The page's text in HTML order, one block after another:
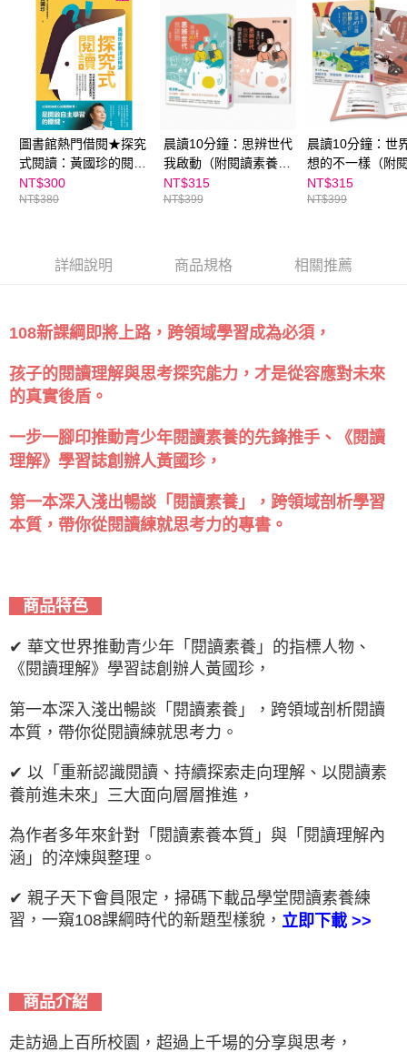
２．關於個人資料處理事宜，請瀏覽以下網址：
https://aftee.tw/terms/#terms3
３．未成年的使用者請事先徵得法定代理人或監護人之同意方可使用
「AFTEE先享後付」，若未經同意申辦者引起之損失，本公司不負相關責
任。
４．使用「AFTEE先享後付」時，將依據個別帳號之用戶狀況，依本公司即
時審查核予不同之上限額度；若仍有額度不足之情形，本公司將視審查結果
請求用戶進行身份認證。
５．嚴禁一人註冊多個帳號或使用他人資訊註冊。若發現惡意使用之情形，
恩沛科技股份有限公司將有權停止該用戶之使用額度並採取法律行動。
圖書館熱門借閱★探究
式閱讀：黃國珍的閱讀
進階課，從自我提問到
深度思考，帶你讀出跨
NT$300
NT$380
晨讀10分鐘：思辨世代
我啟動（附閱讀素養題
本）
NT$315
NT$399
晨讀10分鐘：世
想的不一樣（附
養題本）
NT$315
NT$399
詳細說明 商品規格 相關推薦
108新課綱即將上路，跨領域學習成為必須，
孩子的閱讀理解與思考探究能力，才是從容應對未來
的真實後盾。
一步一腳印推動青少年閱讀素養的先鋒推手、《閱讀
理解》學習誌創辦人黃國珍，
第一本深入淺出暢談「閱讀素養」，跨領域剖析學習
本質，帶你從閱讀練就思考力的專書。
商品特色
✔ 華文世界推動青少年「閱讀素養」的指標人物、
《閱讀理解》學習誌創辦人黃國珍，
第一本深入淺出暢談「閱讀素養」，跨領域剖析閱讀
本質，帶你從閱讀練就思考力。
✔ 以「重新認識閱讀、持續探索走向理解、以閱讀素
養前進未來」三大面向層層推進，
為作者多年來針對「閱讀素養本質」與「閱讀理解內
涵」的淬煉與整理。
✔ 親子天下會員限定，掃碼下載品學堂閱讀素養練
習，一窺108課綱時代的新題型樣貌， 立即下載 >>
商品介紹
走訪過上百所校園，超過上千場的分享與思考，